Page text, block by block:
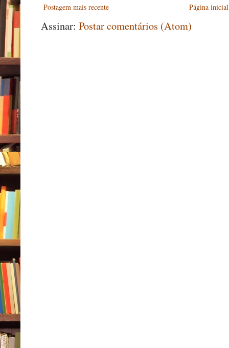
Postagem mais recente Página inicial
Assinar: Postar comentários (Atom)